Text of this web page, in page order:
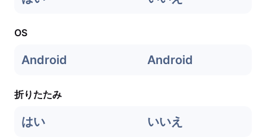
OS
Android Android
折りたたみ
はい いいえ